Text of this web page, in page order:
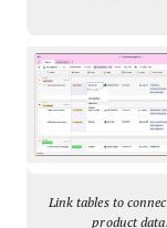
Link tables to
product data.